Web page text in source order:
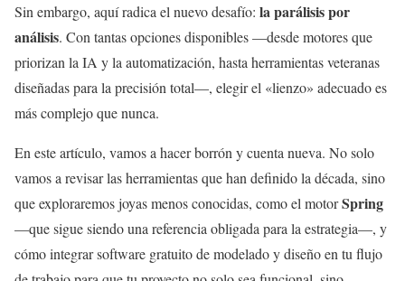
Sin embargo, aquí radica el nuevo desafío: la parálisis por
análisis. Con tantas opciones disponibles —desde motores que
priorizan la IA y la automatización, hasta herramientas veteranas
diseñadas para la precisión total—, elegir el «lienzo» adecuado es
más complejo que nunca.
En este artículo, vamos a hacer borrón y cuenta nueva. No solo
vamos a revisar las herramientas que han definido la década, sino
que exploraremos joyas menos conocidas, como el motorSpring
—que sigue siendo una referencia obligada para la estrategia—, y
cómo integrar software gratuito de modelado y diseño en tu flujo